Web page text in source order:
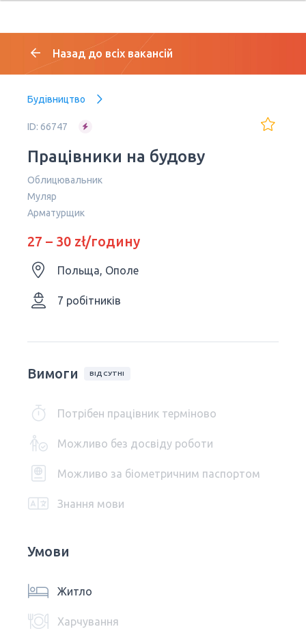
Назад до всіх вакансій
Будівництво
ID: 66747
Працівники на будову
Облицювальник
Муляр
Арматурщик
27 – 30 zł/годину
Польща, Ополе
7 робітників
Вимоги ВІДСУТНІ
Потрібен працівник терміново
Можливо без досвіду роботи
Можливо за біометричним паспортом
Знання мови
Умови
Житло
Харчування